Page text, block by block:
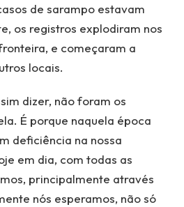
de sarampo estavam
os registros explodiram nos
e começaram a
locais.
dizer, não foram os
É porque naquela época
deficiência na nossa
em dia, com todas as
principalmente através
nós esperamos, não só